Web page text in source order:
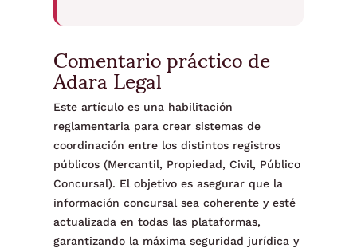
Comentario práctico de
Adara Legal
Este artículo es una habilitación
reglamentaria para crear sistemas de
coordinación entre los distintos registros
públicos (Mercantil, Propiedad, Civil, Público
Concursal). El objetivo es asegurar que la
información concursal sea coherente y esté
actualizada en todas las plataformas,
garantizando la máxima seguridad jurídica y